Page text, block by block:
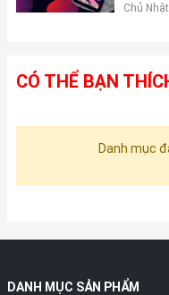
Chủ
CÓ THỂ BẠN
Danh mục
DANH MỤC SẢN PHẨM